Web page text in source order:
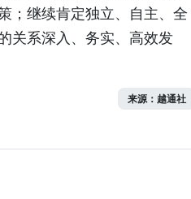
；继续肯定独立、自主、全
关系深入、务实、高效发
来源：越通社